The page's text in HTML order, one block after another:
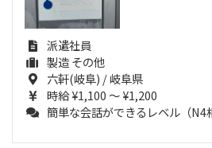
派遣社員
製造 その他
六軒(岐阜) / 岐阜県
時給 ¥1,100 ～ ¥1,200
簡単な会話ができるレベル（N4